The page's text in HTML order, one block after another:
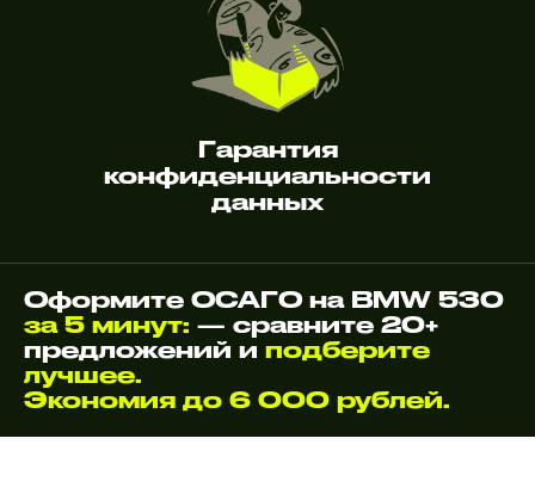
Гарантия
конфиденциальности
данных
Оформите ОСАГО на BMW 530
за 5 минут: — сравните 20+
предложений и подберите
лучшее.
Экономия до 6 000 рублей.